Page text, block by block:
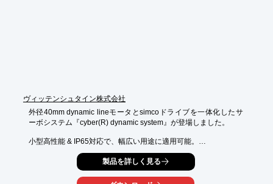
ヴィッテンシュタイン株式会社
外径40mm dynamic lineモータとsimcoドライブを一体化したサ
ーボシステム『cyber(R) dynamic system』が登場しました。
小型高性能 & IP65対応で、幅広い用途に適用可能。
コントローラ一体型なので、装置側に設置する事で制御盤の省ス
ペース化、省配線化が図れます。
製品を詳しく見る